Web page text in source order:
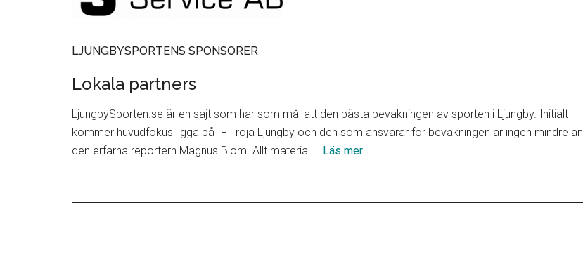
LJUNGBYSPORTENS SPONSORER
Lokala partners
LjungbySporten.se är en sajt som har som mål att den bästa bevakningen av sporten i Ljungby. Initialt
kommer huvudfokus ligga på IF Troja Ljungby och den som ansvarar för bevakningen är ingen mindre än
den erfarna reportern Magnus Blom. Allt material … Läs merom